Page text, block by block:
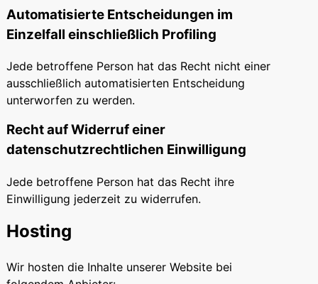
Automatisierte Entscheidungen im
Einzelfall einschließlich Profiling
Jede betroffene Person hat das Recht nicht einer
ausschließlich automatisierten Entscheidung
unterworfen zu werden.
Recht auf Widerruf einer
datenschutzrechtlichen Einwilligung
Jede betroffene Person hat das Recht ihre
Einwilligung jederzeit zu widerrufen.
Hosting
Wir hosten die Inhalte unserer Website bei